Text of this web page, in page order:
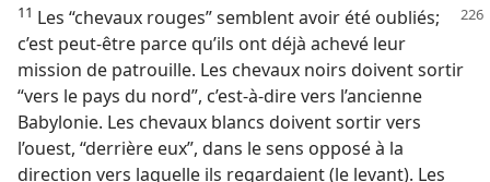
11 Les “chevaux rouges” semblent avoir été oubliés;
c’est peut-être parce qu’ils ont déjà achevé leur
mission de patrouille. Les chevaux noirs doivent sortir
“vers le pays du nord”, c’est-à-dire vers l’ancienne
Babylonie. Les chevaux blancs doivent sortir vers
l’ouest, “derrière eux”, dans le sens opposé à la
direction vers laquelle ils regardaient (le levant). Les